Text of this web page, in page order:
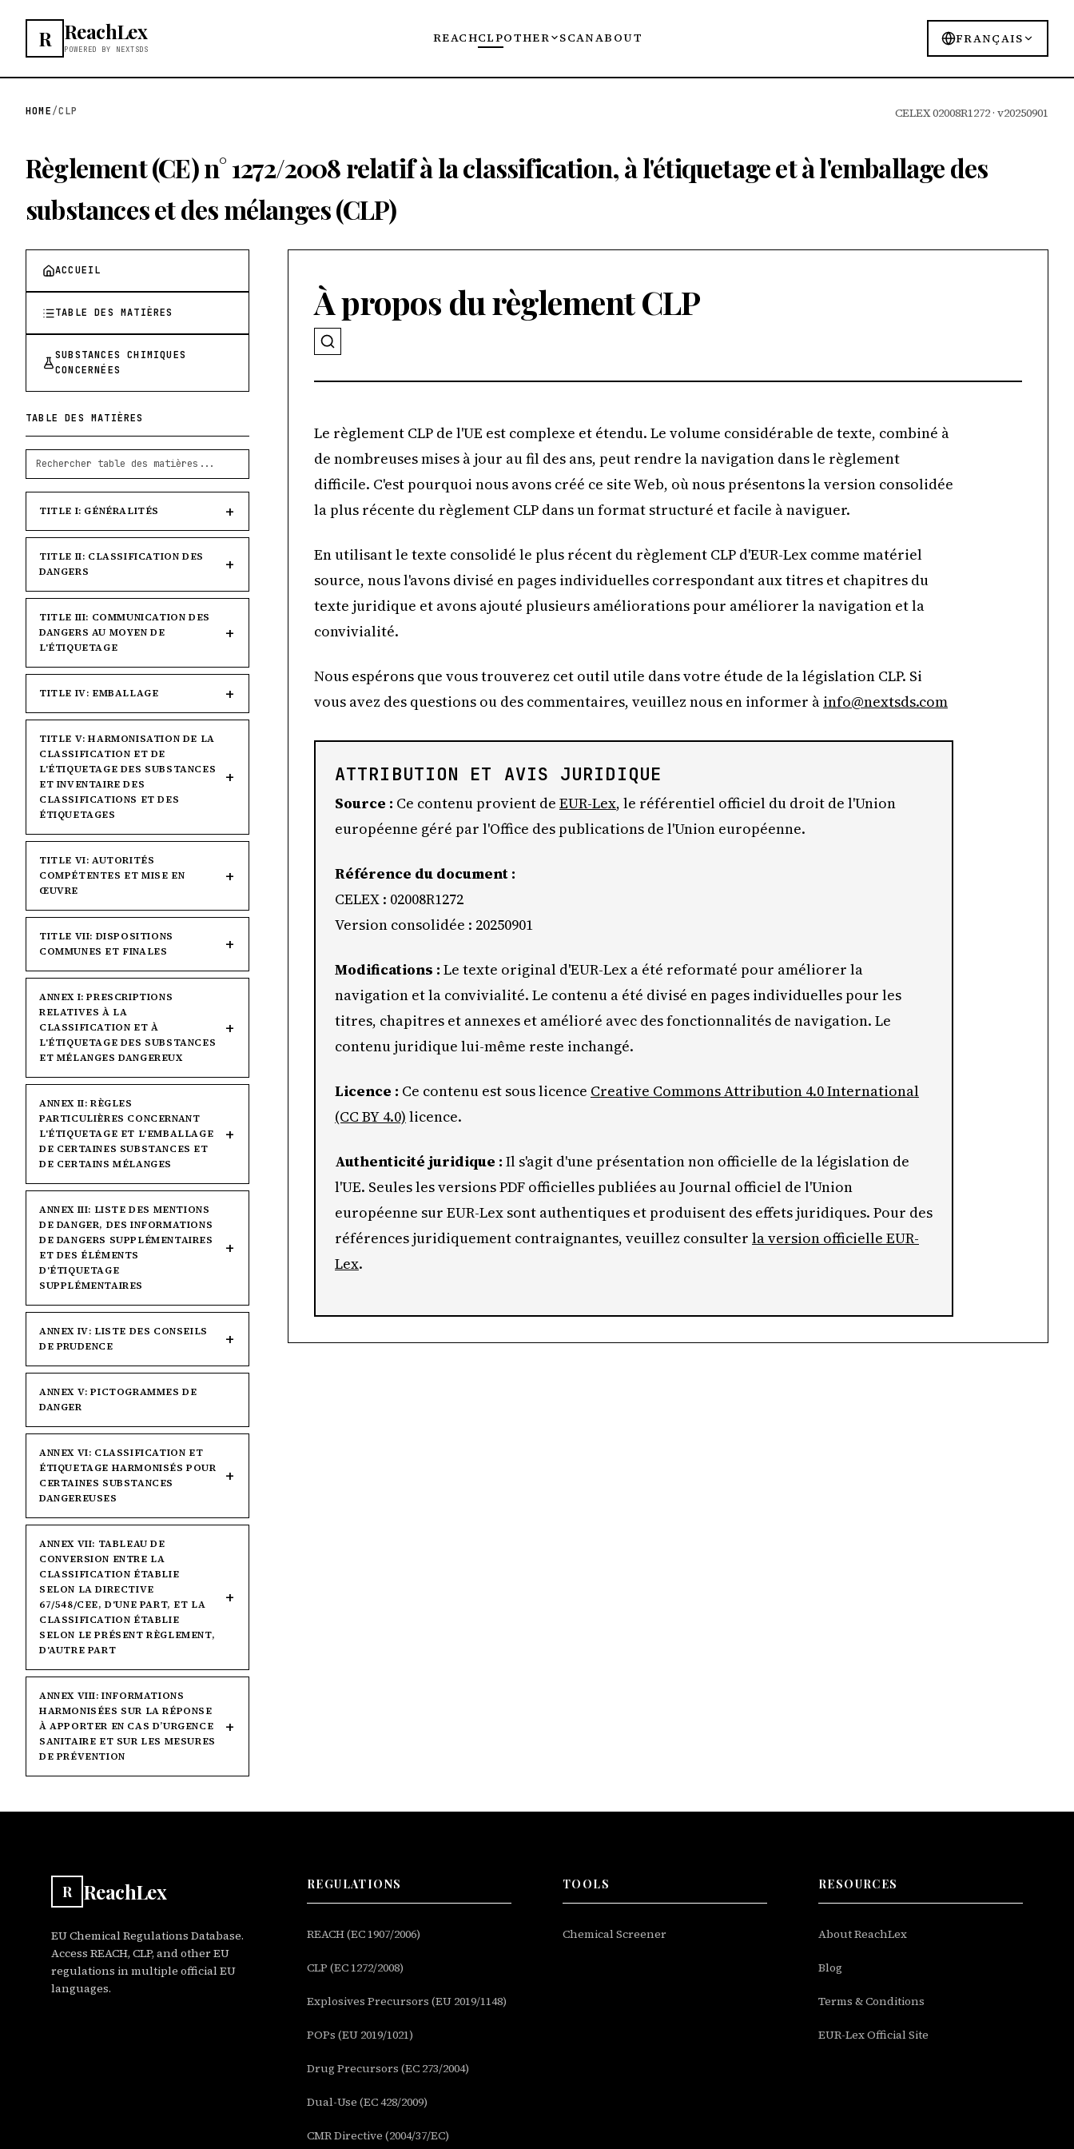
R ReachLex
POWERED BY NEXTSDS
REACHCLPOTHER SCANABOUT FRANÇAIS
HOME/CLP CELEX 02008R1272 · v20250901
Règlement (CE) n° 1272/2008 relatif à la classification, à l'étiquetage et à l'emballage des
substances et des mélanges (CLP)
ACCUEIL
TABLE DES MATIÈRES
SUBSTANCES CHIMIQUES
CONCERNÉES
TABLE DES MATIÈRES
TITLE I: GÉNÉRALITÉS
TITLE II: CLASSIFICATION DES
DANGERS
TITLE III: COMMUNICATION DES
DANGERS AU MOYEN DE
L'ÉTIQUETAGE
TITLE IV: EMBALLAGE
TITLE V: HARMONISATION DE LA
CLASSIFICATION ET DE
L'ÉTIQUETAGE DES SUBSTANCES
ET INVENTAIRE DES
CLASSIFICATIONS ET DES
ÉTIQUETAGES
TITLE VI: AUTORITÉS
COMPÉTENTES ET MISE EN
ŒUVRE
TITLE VII: DISPOSITIONS
COMMUNES ET FINALES
ANNEX I: PRESCRIPTIONS
RELATIVES À LA
CLASSIFICATION ET À
L'ÉTIQUETAGE DES SUBSTANCES
ET MÉLANGES DANGEREUX
ANNEX II: RÈGLES
PARTICULIÈRES CONCERNANT
L'ÉTIQUETAGE ET L'EMBALLAGE
DE CERTAINES SUBSTANCES ET
DE CERTAINS MÉLANGES
ANNEX III: LISTE DES MENTIONS
DE DANGER, DES INFORMATIONS
DE DANGERS SUPPLÉMENTAIRES
ET DES ÉLÉMENTS
D'ÉTIQUETAGE
SUPPLÉMENTAIRES
ANNEX IV: LISTE DES CONSEILS
DE PRUDENCE
ANNEX V: PICTOGRAMMES DE
DANGER
ANNEX VI: CLASSIFICATION ET
ÉTIQUETAGE HARMONISÉS POUR
CERTAINES SUBSTANCES
DANGEREUSES
ANNEX VII: TABLEAU DE
CONVERSION ENTRE LA
CLASSIFICATION ÉTABLIE
SELON LA DIRECTIVE
67/548/CEE, D'UNE PART, ET LA
CLASSIFICATION ÉTABLIE
SELON LE PRÉSENT RÈGLEMENT,
D'AUTRE PART
ANNEX VIII: INFORMATIONS
HARMONISÉES SUR LA RÉPONSE
À APPORTER EN CAS D’URGENCE
SANITAIRE ET SUR LES MESURES
DE PRÉVENTION
À propos du règlement CLP
Le règlement CLP de l'UE est complexe et étendu. Le volume considérable de texte, combiné à
de nombreuses mises à jour au fil des ans, peut rendre la navigation dans le règlement
difficile. C'est pourquoi nous avons créé ce site Web, où nous présentons la version consolidée
la plus récente du règlement CLP dans un format structuré et facile à naviguer.
En utilisant le texte consolidé le plus récent du règlement CLP d'EUR-Lex comme matériel
source, nous l'avons divisé en pages individuelles correspondant aux titres et chapitres du
texte juridique et avons ajouté plusieurs améliorations pour améliorer la navigation et la
convivialité.
Nous espérons que vous trouverez cet outil utile dans votre étude de la législation CLP. Si
vous avez des questions ou des commentaires, veuillez nous en informer à info@nextsds.com
ATTRIBUTION ET AVIS JURIDIQUE
Source : Ce contenu provient de EUR-Lex, le référentiel officiel du droit de l'Union
européenne géré par l'Office des publications de l'Union européenne.
Référence du document :
CELEX : 02008R1272
Version consolidée : 20250901
Modifications : Le texte original d'EUR-Lex a été reformaté pour améliorer la
navigation et la convivialité. Le contenu a été divisé en pages individuelles pour les
titres, chapitres et annexes et amélioré avec des fonctionnalités de navigation. Le
contenu juridique lui-même reste inchangé.
Licence : Ce contenu est sous licence Creative Commons Attribution 4.0 International
(CC BY 4.0) licence.
Authenticité juridique : Il s'agit d'une présentation non officielle de la législation de
l'UE. Seules les versions PDF officielles publiées au Journal officiel de l'Union
européenne sur EUR-Lex sont authentiques et produisent des effets juridiques. Pour des
références juridiquement contraignantes, veuillez consulter la version officielle EUR-
Lex.
R ReachLex
EU Chemical Regulations Database.
Access REACH, CLP, and other EU
regulations in multiple official EU
languages.
REGULATIONS
REACH (EC 1907/2006)
CLP (EC 1272/2008)
Explosives Precursors (EU 2019/1148)
POPs (EU 2019/1021)
Drug Precursors (EC 273/2004)
Dual-Use (EC 428/2009)
CMR Directive (2004/37/EC)
TOOLS
Chemical Screener
RESOURCES
About ReachLex
Blog
Terms & Conditions
EUR-Lex Official Site